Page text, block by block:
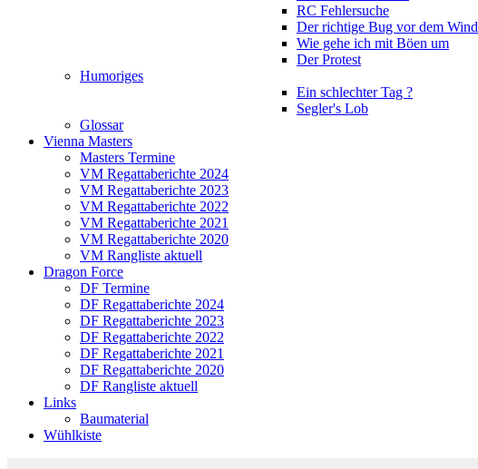
RC Fehlersuche
Der richtige Bug vor dem Wind
Wie gehe ich mit Böen um
Der Protest
Humoriges
Ein schlechter Tag ?
Segler's Lob
Glossar
Vienna Masters
Masters Termine
VM Regattaberichte 2024
VM Regattaberichte 2023
VM Regattaberichte 2022
VM Regattaberichte 2021
VM Regattaberichte 2020
VM Rangliste aktuell
Dragon Force
DF Termine
DF Regattaberichte 2024
DF Regattaberichte 2023
DF Regattaberichte 2022
DF Regattaberichte 2021
DF Regattaberichte 2020
DF Rangliste aktuell
Links
Baumaterial
Wühlkiste